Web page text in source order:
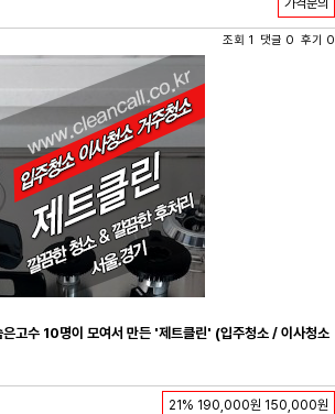
가격문의
조회 1 댓글 0 후기 0
고수 10명이 모여서 만든 '제트클린' (입주청소 / 이사청소
하게 응대하겠습니다^-^
21% 190,000원 150,000원